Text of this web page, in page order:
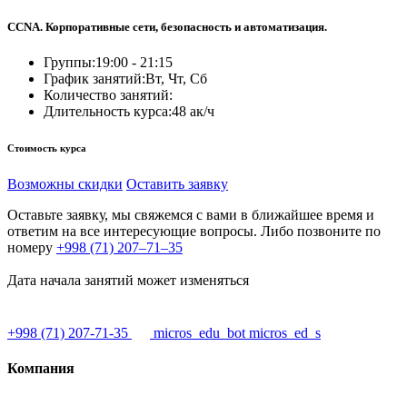
CCNA. Корпоративные сети, безопасность и автоматизация.
Группы:19:00 - 21:15
График занятий:Вт, Чт, Сб
Количество занятий:
Длительность курса:48 ак/ч
Стоимость курса
Возможны скидки Оставить заявку
Оставьте заявку, мы свяжемся с вами в ближайшее время и
ответим на все интересующие вопросы. Либо позвоните по
номеру +998 (71) 207–71–35
Дата начала занятий может изменяться
+998 (71) 207-71-35 micros_edu_bot micros_ed_s
Компания